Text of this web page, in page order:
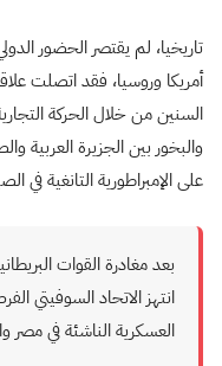
تاريخيا، لم يقتصر الحضور
أمريكا وروسيا، فقد اتصلت
السنين من خلال الحركة
والبخور بين الجزيرة العربية
على الإمبراطورية التانغية في
بعد مغادرة القوات
انتهز الاتحاد السوفيتي
العسكرية الناشئة في مصر